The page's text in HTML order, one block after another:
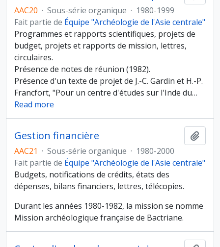
AAC20 · Sous-série organique · 1980-1999
Fait partie de Équipe "Archéologie de l'Asie centrale"
Programmes et rapports scientifiques, projets de
budget, projets et rapports de mission, lettres,
circulaires.
Présence de notes de réunion (1982).
Présence d'un texte de projet de J.-C. Gardin et H.-P.
Francfort, "Pour un centre d'études sur l'Inde du…
Read more
Gestion financière
AAC21 · Sous-série organique · 1980-2000
Fait partie de Équipe "Archéologie de l'Asie centrale"
Budgets, notifications de crédits, états des
dépenses, bilans financiers, lettres, télécopies.
Durant les années 1980-1982, la mission se nomme
Mission archéologique française de Bactriane.